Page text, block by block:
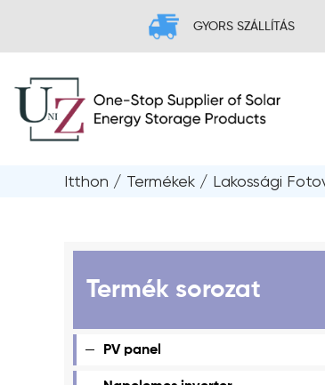
GYORS
Itthon / Termékek / Lakossági
Termék sorozat
PV panel